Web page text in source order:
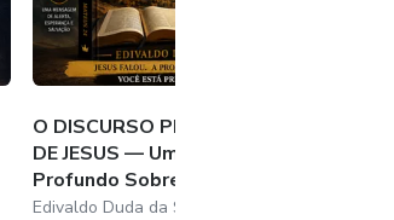
O DISCURSO PROFÉTICO
DE JESUS — Um Estudo
Profundo Sobre Mat...
Edivaldo Duda da Silva